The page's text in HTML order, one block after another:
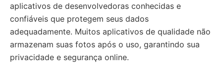
aplicativos de desenvolvedoras conhecidas e
confiáveis que protegem seus dados
adequadamente. Muitos aplicativos de qualidade não
armazenam suas fotos após o uso, garantindo sua
privacidade e segurança online.